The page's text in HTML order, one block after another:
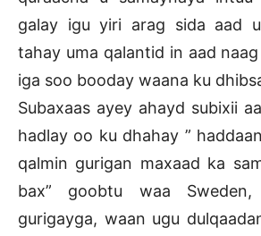
galay igu yiri arag sida aad
tahay uma qalantid in aad
iga soo booday waana ku
Subaxaas ayey ahayd subixii
hadlay oo ku dhahay ”
qalmin gurigan maxaad ka
bax” goobtu waa
gurigayga, waan ugu